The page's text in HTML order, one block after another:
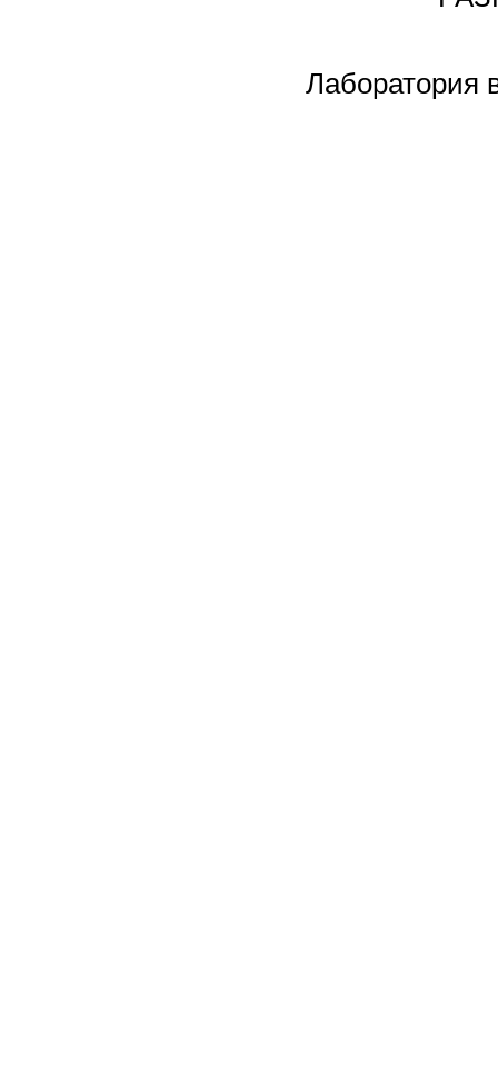
Лаборатория